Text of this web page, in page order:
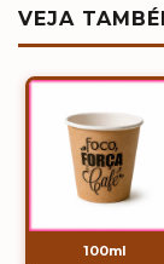
VEJA
100ml